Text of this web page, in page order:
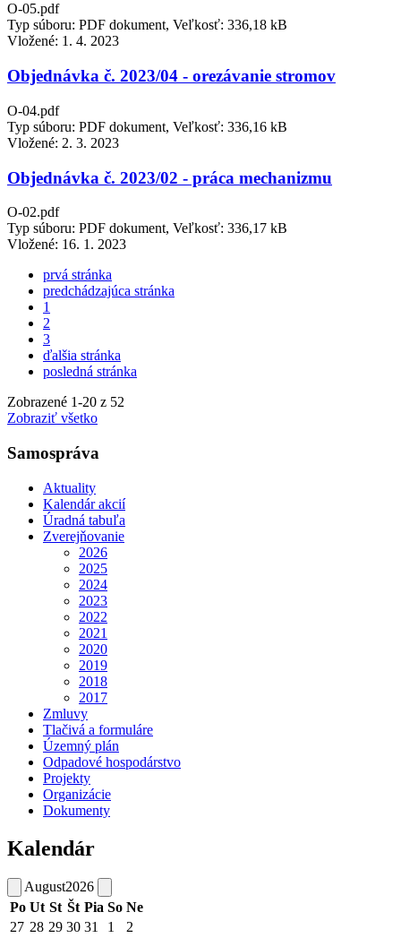
O-05.pdf
Typ súboru: PDF dokument, Veľkosť: 336,18 kB
Vložené: 1. 4. 2023
Objednávka č. 2023/04 - orezávanie stromov
O-04.pdf
Typ súboru: PDF dokument, Veľkosť: 336,16 kB
Vložené: 2. 3. 2023
Objednávka č. 2023/02 - práca mechanizmu
O-02.pdf
Typ súboru: PDF dokument, Veľkosť: 336,17 kB
Vložené: 16. 1. 2023
prvá stránka
predchádzajúca stránka
1
2
3
ďalšia stránka
posledná stránka
Zobrazené 1-20 z 52
Zobraziť všetko
Samospráva
Aktuality
Kalendár akcií
Úradná tabuľa
Zverejňovanie
2026
2025
2024
2023
2022
2021
2020
2019
2018
2017
Zmluvy
Tlačivá a formuláre
Územný plán
Odpadové hospodárstvo
Projekty
Organizácie
Dokumenty
Kalendár
August2026
Po Ut St Št Pia So Ne
27 28 29 30 31 1
2